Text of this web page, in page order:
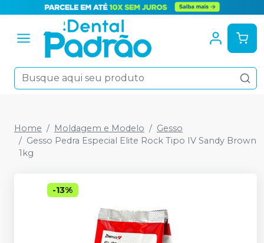
Home Moldagem e Modelo
Gesso
Gesso Pedra Especial Elite Rock Tipo IV Sandy Brown
1kg
-13%